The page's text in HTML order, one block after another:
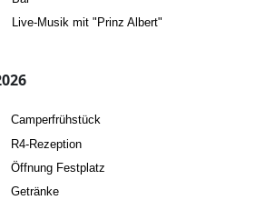
Live-Musik mit "Prinz Albert"
Camperfrühstück
R4-Rezeption
Öffnung Festplatz
Getränke